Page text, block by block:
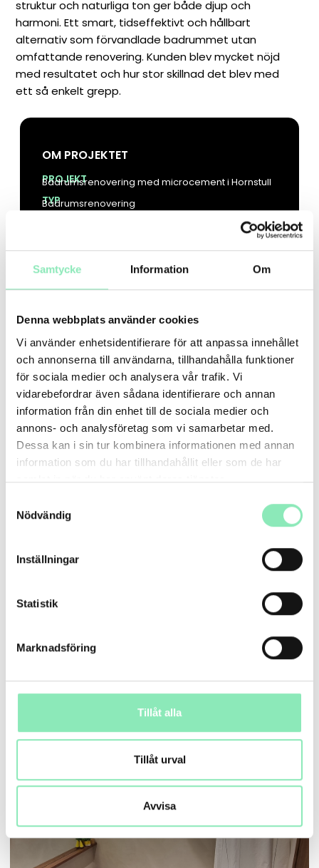
Samtycke Information Om
Denna webbplats använder cookies
Vi använder enhetsidentifierare för att anpassa innehållet
och annonserna till användarna, tillhandahålla funktioner
för sociala medier och analysera vår trafik. Vi
vidarebefordrar även sådana identifierare och annan
information från din enhet till de sociala medier och
annons- och analysföretag som vi samarbetar med.
Dessa kan i sin tur kombinera informationen med annan
information som du har tillhandahållit eller som de har
samlat in när du har använt deras tjänster.
Nödvändig
Inställningar
Statistik
Marknadsföring
Tillåt alla
Tillåt urval
Avvisa
struktur och naturliga ton ger både djup och
harmoni. Ett smart, tidseffektivt och hållbart
alternativ som förvandlade badrummet utan
omfattande renovering. Kunden blev mycket nöjd
med resultatet och hur stor skillnad det blev med
ett så enkelt grepp.
OM PROJEKTET
PROJEKT
Badrumsrenovering med microcement i Hornstull
TYP
Badrumsrenovering
FÖRE: